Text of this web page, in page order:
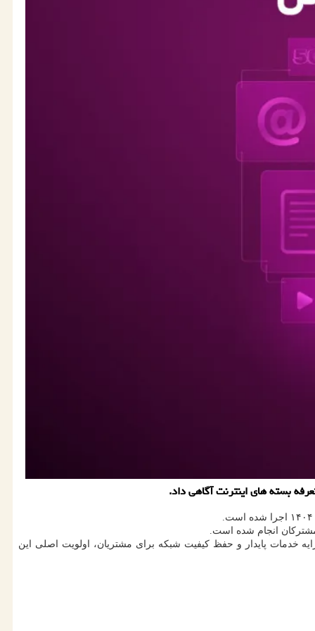
انجام شده است.
خدمات پایدار و حفظ کیفیت شبکه برای مشتریان، اولویت اصلی این